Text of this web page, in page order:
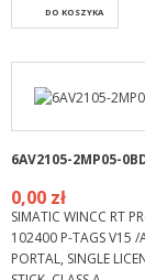
DO KOSZYKA
6AV2105-2MP05-
0,00 zł
SIMATIC WINCC RT
102400 P-TAGS V15 /
PORTAL, SINGLE